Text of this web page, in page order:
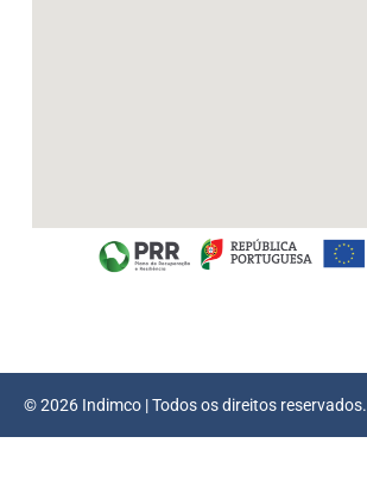
© 2026 Indimco | Todos os direitos reservados.